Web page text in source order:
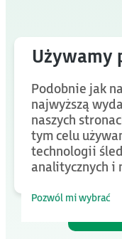
to
Podobnie jak
najwyższą
naszych
tym celu
technologii
analitycznych i
Pozwól mi wybrać